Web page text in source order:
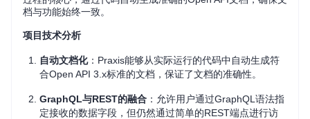
档与功能始终一致。
项目技术分析
自动文档化：Praxis能够从实际运行的代码中自动生成符
合Open API 3.x标准的文档，保证了文档的准确性。
GraphQL与REST的融合 ：允许用户通过GraphQL语法指
定接收的数据字段，但仍然通过简单的REST端点进行访